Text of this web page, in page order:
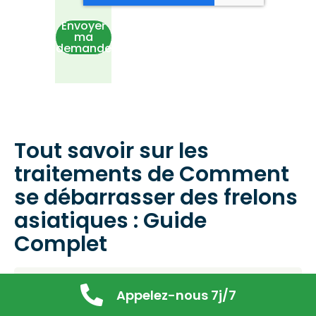
Appelez-nous 7j/7
Envoyer
ma
demande
Tout savoir sur les
traitements de Comment
se débarrasser des frelons
asiatiques : Guide
Complet